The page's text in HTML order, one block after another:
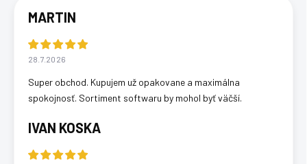
MARTIN
28.7.2026
Super obchod. Kupujem už opakovane a maximálna
spokojnosť. Sortiment softwaru by mohol byť väčší.
IVAN KOSKA